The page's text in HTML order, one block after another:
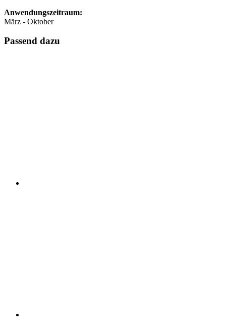
Anwendungszeitraum:
März - Oktober
Passend dazu